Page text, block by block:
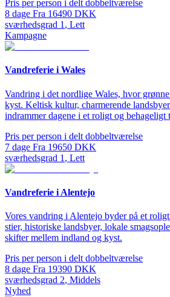
Pris per person i delt dobbeltværelse
8 dage Fra 16490 DKK
sværhedsgrad 1 , Lett
Kampagne
Vandreferie i Wales
Vandring i det nordlige Wales, hvor
kyst. Keltisk kultur, charmerende
indrammer dagene i et roligt og behageligt
Pris per person i delt dobbeltværelse
7 dage Fra 19650 DKK
sværhedsgrad 1 , Lett
Vandreferie i Alentejo
Vores vandring i Alentejo byder på et
stier, historiske landsbyer, lokale
skifter mellem indland og kyst.
Pris per person i delt dobbeltværelse
8 dage Fra 19390 DKK
sværhedsgrad 2, Middels
Nyhed